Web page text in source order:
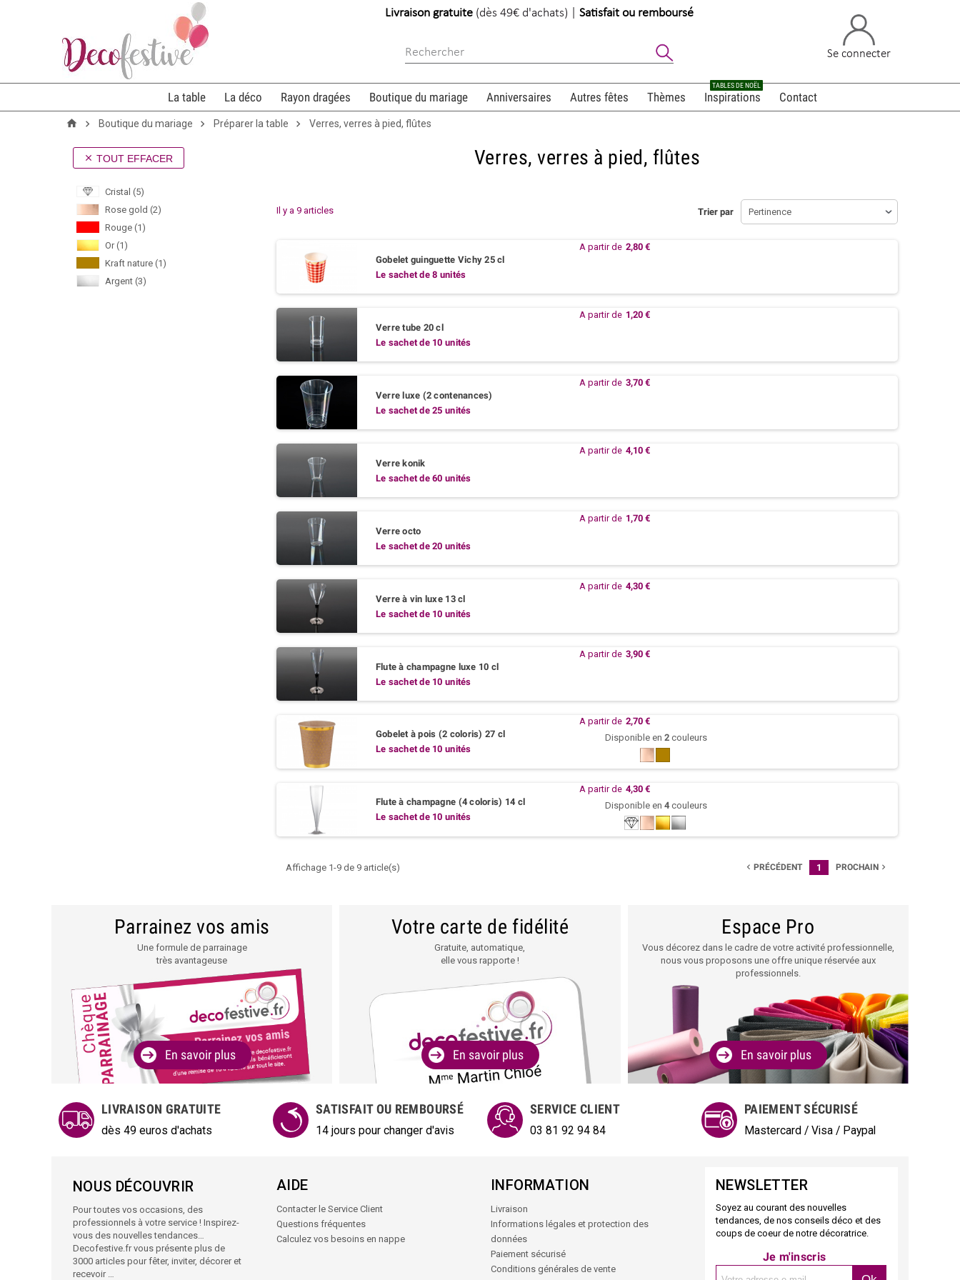
Livraison gratuite(dès 49€ d'achats) | Satisfait ou remboursé
Se connecter
La table La déco Rayon dragées Boutique du mariage Anniversaires Autres fêtes Thèmes Inspirations
TABLES DE NOËL
Contact
Boutique du mariage Préparer la table Verres, verres à pied, flûtes
 TOUT EFFACER
Cristal (5)
Rose gold (2)
Rouge (1)
Or(1)
Kraft nature (1)
Argent (3)
Verres, verres à pied, flûtes
Il y a 9 articles Trier par Pertinence
Gobelet guinguette Vichy 25 cl
Le sachet de 8 unités
A partir de 2,80 €
Verre tube 20 cl
Le sachet de 10 unités
A partir de 1,20 €
Verre luxe (2 contenances)
Le sachet de 25 unités
A partir de 3,70 €
Verre konik
Le sachet de 60 unités
A partir de 4,10 €
Verre octo
Le sachet de 20 unités
A partir de 1,70 €
Verre à vin luxe 13 cl
Le sachet de 10 unités
A partir de 4,30 €
Flute à champagne luxe 10 cl
Le sachet de 10 unités
A partir de 3,90 €
Gobelet à pois (2 coloris) 27 cl
Le sachet de 10 unités
A partir de 2,70 €
Disponible en 2couleurs
Rose
goldnature
Flute à champagne (4 coloris) 14 cl
Le sachet de 10 unités
A partir de 4,30 €
Disponible en 4couleurs
Cristal
Rose
gold
Or Argent
Affichage 1-9 de 9 article(s)  PRÉCÉDENT 1 PROCHAIN 
Parrainez vos amis
Une formule de parrainage
très avantageuse
En savoir plus
Votre carte de fidélité
Gratuite, automatique,
elle vous rapporte !
En savoir plus
Espace Pro
Vous décorez dans le cadre de votre activité professionnelle,
nous vous proposons une offre unique réservée aux
professionnels.
En savoir plus
LIVRAISON GRATUITE
dès 49 euros d'achats
SATISFAIT OU REMBOURSÉ
14 jours pour changer d'avis
SERVICE CLIENT
03 81 92 94 84
PAIEMENT SÉCURISÉ
Mastercard / Visa / Paypal
NOUS DÉCOUVRIR
Pour toutes vos occasions, des
professionnels à votre service ! Inspirez-
vous des nouvelles tendances…
Decofestive.fr vous présente plus de
3000 articles pour fêter, inviter, décorer et
recevoir …
AIDE
Contacter le Service Client
Questions fréquentes
Calculez vos besoins en nappe
INFORMATION
Livraison
Informations légales et protection des
données
Paiement sécurisé
Conditions générales de vente
NEWSLETTER
Soyez au courant des nouvelles
tendances, de nos conseils déco et des
coups de coeur de notre décoratrice.
Je m'inscris